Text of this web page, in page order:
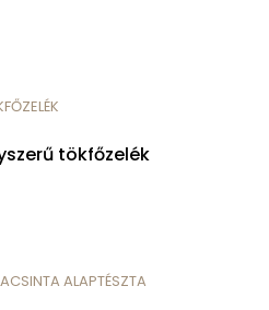
tökfőzelék
ALAPTÉSZTA